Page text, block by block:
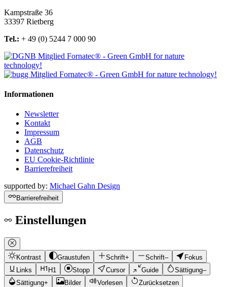
Kampstraße 36
33397 Rietberg
Tel.: + 49 (0) 5244 7 000 90
Informationen
Newsletter
Kontakt
Impressum
AGB
Datenschutz
EU Cookie-Richtlinie
Barrierefreiheit
supported by: Michael Gahn Design
Barrierefreiheit
Einstellungen
Kontrast Graustufen Schrift+ Schrift–
Fokus
Links
H1 Stopp Cursor Guide
Sättigung–
Sättigung+
Bilder Vorlesen Zurücksetzen